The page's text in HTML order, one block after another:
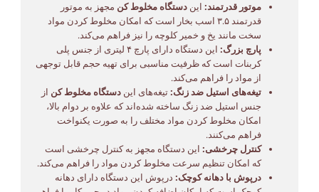
موتور قدرتمند: ایندستگاه مخلوط کن مجهز به موتور
قدرتمند ۳.۵ اسب بخار است که امکان مخلوط کردن مواد
سخت مانند یخ و خمیر کلوچه را نیز فراهم می‌کند.
پارچ بزرگ:
این دستگاه دارای پارچ ۴ لیتری از جنس پلی
کربنات است که ظرفیت مناسبی برای تهیه حجم قابل توجهی
از مواد را فراهم می‌کند.
تیغه‌های استیل ضد زنگ:تیغه‌های ایندستگاه مخلوط کن از
جنس استیل ضد زنگ ساخته شده‌اند که علاوه بر دوام بالا،
امکان مخلوط کردن مواد مختلف را به صورت یکنواخت
فراهم می‌کنند.
کنترل چرخشی: این دستگاه مجهز به کنترل چرخشی است
که امکان تنظیم سرعت مخلوط کردن مواد را فراهم می‌کند.
درپوش با دهانه کوچک: درپوش این دستگاه دارای دهانه